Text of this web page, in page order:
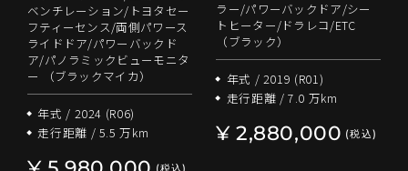
ベンチレーション/トヨタセー
フティーセンス/両側パワース
ライドドア/パワーバックド
ア/パノラミックビューモニタ
ー （ブラックマイカ）
年式 / 2024 (R06)
走行距離 / 5.5 万km
ラー/パワーバックドア/シー
トヒーター/ドラレコ/ETC
（ブラック）
年式 / 2019 (R01)
走行距離 / 7.0 万km
¥ 2,880,000 (税込)